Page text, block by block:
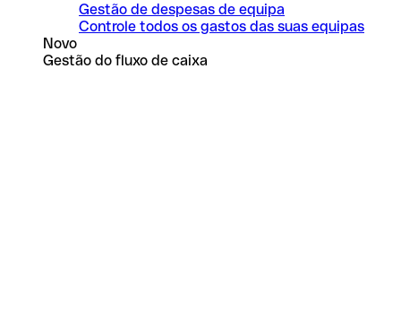
Gestão de despesas de equipa
Controle todos os gastos das suas equipas
Novo
Gestão do fluxo de caixa